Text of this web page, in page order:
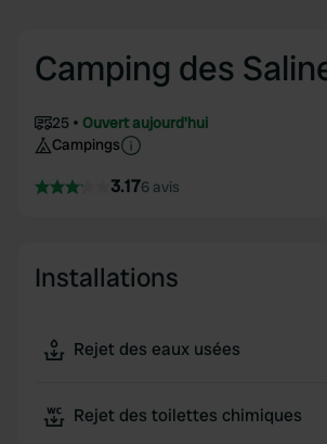
Camping des
25
Ouvert aujourd'hui
Campings
3.176 avis
Installations
Rejet des eaux usées
Rejet des toilettes chimiques